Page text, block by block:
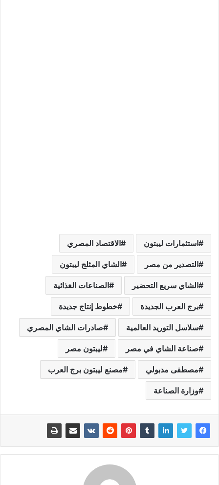
استثمارات ليبتون الاقتصاد المصري
التصدير من مصر الشاي المثلج ليبتون
الشاي سريع التحضير الصناعات الغذائية
برج العرب الجديدة خطوط إنتاج جديدة
سلاسل التوريد العالمية صادرات الشاي المصري
صناعة الشاي في مصر ليبتون مصر
مصطفى مدبولي مصنع ليبتون برج العرب
وزارة الصناعة